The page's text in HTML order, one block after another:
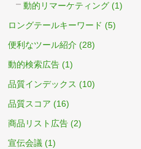
動的リマーケティング (1)
ロングテールキーワード (5)
便利なツール紹介 (28)
動的検索広告 (1)
品質インデックス (10)
品質スコア (16)
商品リスト広告 (2)
宣伝会議 (1)